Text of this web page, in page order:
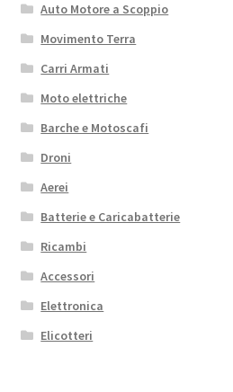
Auto Motore a Scoppio
Movimento Terra
Carri Armati
Moto elettriche
Barche e Motoscafi
Droni
Aerei
Batterie e Caricabatterie
Ricambi
Accessori
Elettronica
Elicotteri